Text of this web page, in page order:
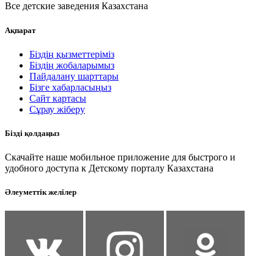
Все детские заведения Казахстана
Ақпарат
Біздің қызметтеріміз
Біздің жобаларымыз
Пайдалану шарттары
Бізге хабарласыңыз
Сайт картасы
Сұрау жіберу
Бізді қолдаңыз
Скачайте наше мобильное приложение для быстрого и
удобного доступа к Детскому порталу Казахстана
Әлеуметтік желілер